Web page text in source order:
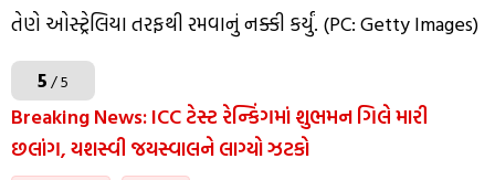
તેણે ઓસ્ટ્રેલિયા તરફથી રમવાનું નક્કી કર્યું. (PC: Getty Images)
5/ 5
Breaking News: ICC ટેસ્ટ રેન્કિંગમાં શુભમન ગિલે મારી
છલાંગ, યશસ્વી જયસ્વાલને લાગ્યો ઝટકો